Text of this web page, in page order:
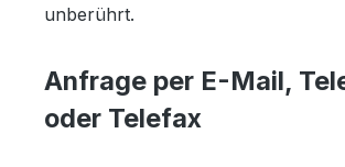
unberührt.
Anfrage per E-Mail,
oder Telefax